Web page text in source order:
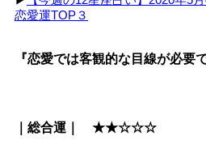
恋愛運TOP３
『恋愛では客観的な目線が必要
｜総合運｜ ★★☆☆☆